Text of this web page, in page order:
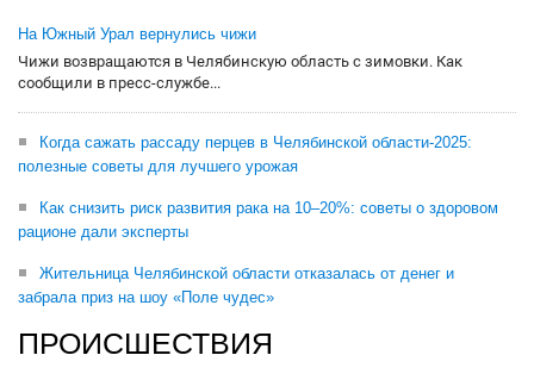
На Южный Урал вернулись чижи
Чижи возвращаются в Челябинскую область с зимовки. Как
сообщили в пресс-службе...
Когда сажать рассаду перцев в Челябинской области-2025:
полезные советы для лучшего урожая
Как снизить риск развития рака на 10–20%: советы о здоровом
рационе дали эксперты
Жительница Челябинской области отказалась от денег и
забрала приз на шоу «Поле чудес»
ПРОИСШЕСТВИЯ